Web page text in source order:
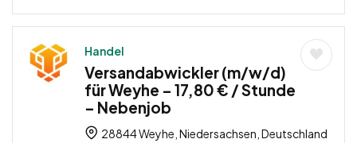
Handel
Versandabwickler (m/w/d)
für Weyhe – 17,80 € / Stunde
– Nebenjob
28844 Weyhe, Niedersachsen, Deutschland